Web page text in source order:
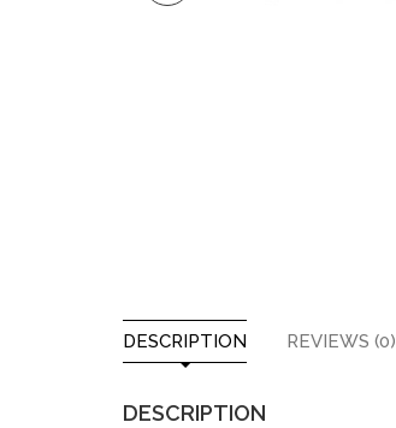
DESCRIPTION REVIEWS (0)
DESCRIPTION